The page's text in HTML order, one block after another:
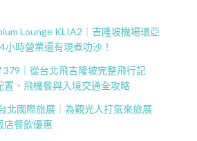
Lounge KLIA2｜吉隆坡機場環亞
小時營業還有現煮叻沙！
379｜從台北飛吉隆坡完整飛行記
置、飛機餐與入境交通全攻略
北國際旅展｜為觀光人打氣來旅展
店餐飲優惠